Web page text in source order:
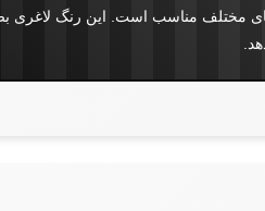
مناسب است. این رنگ لاغری